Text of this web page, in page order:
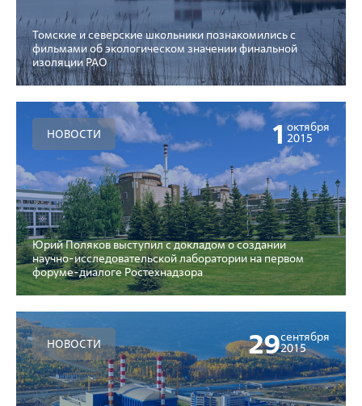
Томские и северские школьники познакомились с
фильмами об экологическом значении финальной
изоляции РАО
НОВОСТИ 1октября
2015
Юрий Поляков выступил с докладом о создании
научно-исследовательской лаборатории на первом
форуме-диалоге Ростехнадзора
НОВОСТИ 29сентября
2015